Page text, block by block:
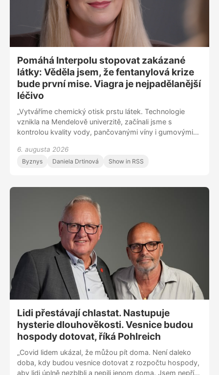
Pomáhá Interpolu stopovat zakázané
látky: Věděla jsem, že fentanylová krize
bude první mise. Viagra je nejpadělanější
léčivo
„Vytváříme chemický otisk prstu látek. Technologie
vznikla na Mendelově univerzitě, začínali jsme s
kontrolou kvality vody, pančovanými víny i gumovými
nedokážeme se zakázanými látkami. Když nás vzali s
sebou do Interpolu a viděli jsme fentanylovou krizi,
„Jako další krok dávají smysl farma-trhy, dostala jsem
informaci, že v Číně se 50 % léčiv na rakovinu padělá,
Viagra je nejpadělanější léčivo. V Česku se máme fakt
hezky, máme tady bezpečno. Nadáváme na regulace,
ale právě ty nás dost zachránily před fentanylovou
krizí,“ dodává.
6. augusta 2026
Byznys Daniela Drtinová Show in RSS
Lidi přestávají chlastat. Nastupuje
hysterie dlouhověkosti. Vesnice budou
hospody dotovat, říká Pohlreich
„Covid lidem ukázal, že můžou pít doma. Není daleko
doba, kdy budou vesnice dotovat z rozpočtu hospody,
aby lidi úplně nezblbli a nepili jenom doma. Jsem nepřítel